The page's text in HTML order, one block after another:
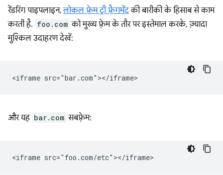
रेंडरिंग पाइपलाइन,लोकल फ़्रेम ट्री फ़्रैगमेंटकी बारीकी के हिसाब से काम
करती है. foo.com को मुख्य फ़्रेम के तौर पर इस्तेमाल करके, ज़्यादा
मुश्किल उदाहरण देखें:
और यह bar.com सबफ़्रेम: